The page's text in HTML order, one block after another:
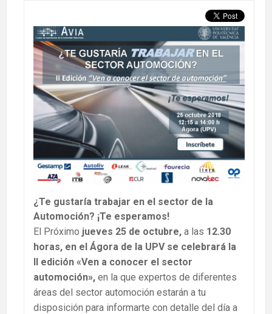
¿Te gustaría trabajar en el sector de la
Automoción? ¡Te esperamos!
El Próximo jueves 25 de octubre, a las 12.30
horas, en el Ágora de la UPV se celebrará la
II edición «Ven a conocer el sector
automoción», en la que expertos de diferentes
áreas del sector automoción estarán a tu
disposición para informarte con detalle del día a